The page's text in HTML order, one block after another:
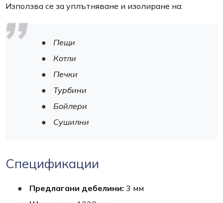
Използва се за уплътняване и изолиране на:
Пещи
Котли
Печки
Турбини
Бойлери
Сушилни
Спецификации
Предлагани дебелини: 3 мм